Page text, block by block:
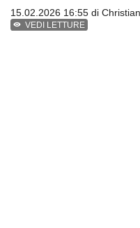
15.02.2026 16:55 di
VEDI LETTURE